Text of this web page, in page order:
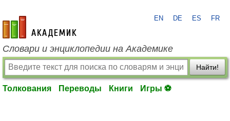
academic.ru
EN DE ES FR
Словари и энциклопедии на Академике
Найти!
Толкования Переводы Книги Игры ⚽